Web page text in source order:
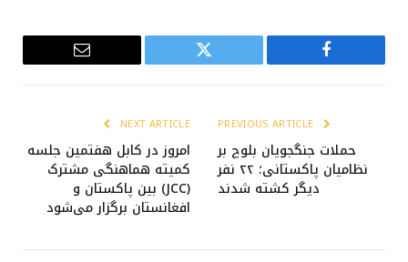
Facebook
Twitter
Email
حملات جنگجویان بلوچ بر
نظامیان پاکستانی؛ ۲۲ نفر
دیگر کشته شدند
NEXT ARTICLE
امروز در کابل هفتمین جلسه
کمیته هماهنگی مشترک
(JCC) بین پاکستان و
افغانستان برگزار می‌شود